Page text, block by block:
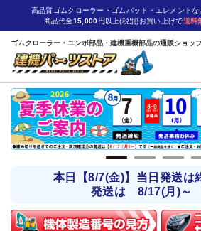
高品質ゴムクローラー・ゴムパット・エレメント
商品代金15,000円 以上(税別)お買い上げで送料
ゴムクローラー・ユンボ部品・建機重機部品の通販ショッ
本日【8/7(金)】当日発送は
発送は 8/17(月)～